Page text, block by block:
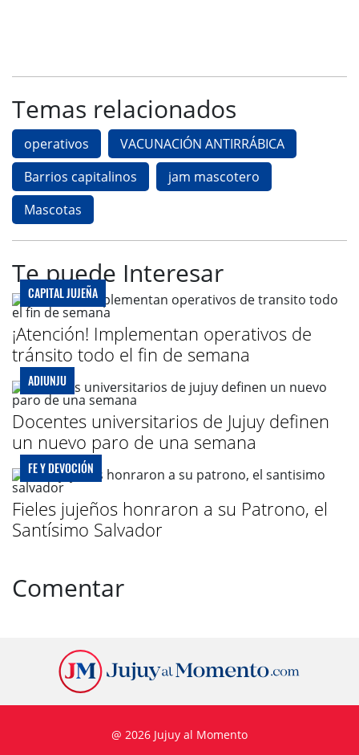
Temas relacionados
operativos
VACUNACIÓN ANTIRRÁBICA
Barrios capitalinos
jam mascotero
Mascotas
Te puede Interesar
CAPITAL JUJEÑA
¡Atención! Implementan operativos de
tránsito todo el fin de semana
ADIUNJU
Docentes universitarios de Jujuy definen
un nuevo paro de una semana
FE Y DEVOCIÓN
Fieles jujeños honraron a su Patrono, el
Santísimo Salvador
Comentar
@ 2026 Jujuy al Momento